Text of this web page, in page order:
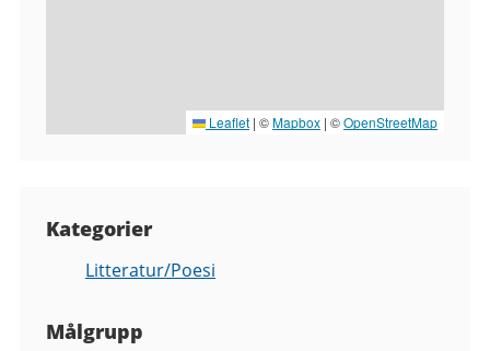
Leaflet | ©Mapbox | ©OpenStreetMap
Kategorier
Litteratur/Poesi
Målgrupp